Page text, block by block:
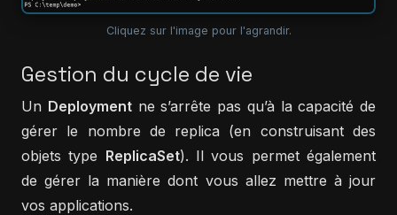
Cliquez sur l'image pour l'agrandir.
Gestion du cycle de vie
Un Deploymentne s’arrête pas qu’à la capacité de
gérer le nombre de replica (en construisant des
objets type ReplicaSet). Il vous permet également
de gérer la manière dont vous allez mettre à jour
vos applications.